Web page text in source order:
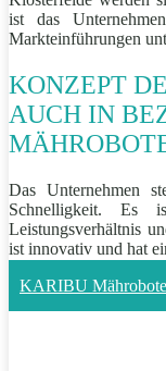
ist das
Markteinführungen
KONZEPT
AUCH IN
Das Unternehmen
Schnelligkeit. Es
Leistungsverhältnis
ist innovativ und hat
KARIBU